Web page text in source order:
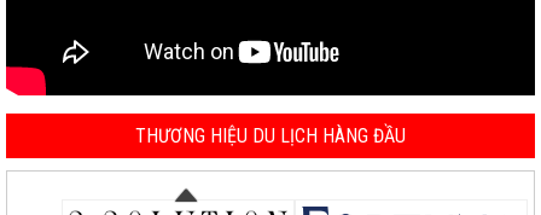
THƯƠNG HIỆU DU LỊCH HÀNG ĐẦU